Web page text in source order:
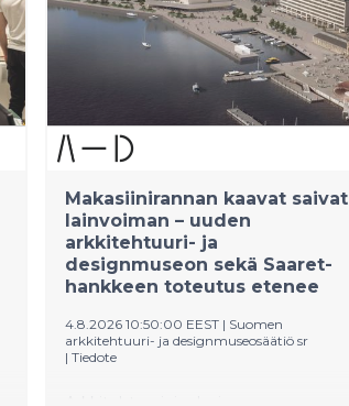
Makasiinirannan kaavat saivat
lainvoiman – uuden
arkkitehtuuri- ja
designmuseon sekä Saaret-
hankkeen toteutus etenee
4.8.2026 10:50:00 EEST | Suomen
arkkitehtuuri- ja designmuseosäätiö sr
| Tiedote